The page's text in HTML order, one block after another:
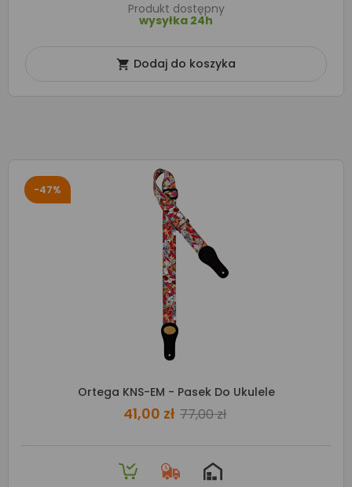
Produkt dostępny
wysyłka 24h
 Dodaj do koszyka
-47%
Ortega KNS-EM - Pasek Do Ukulele
41,00 zł 77,00 zł